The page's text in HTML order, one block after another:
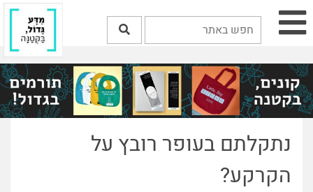
נתקלתם בעופר רובץ על
הקרקע?